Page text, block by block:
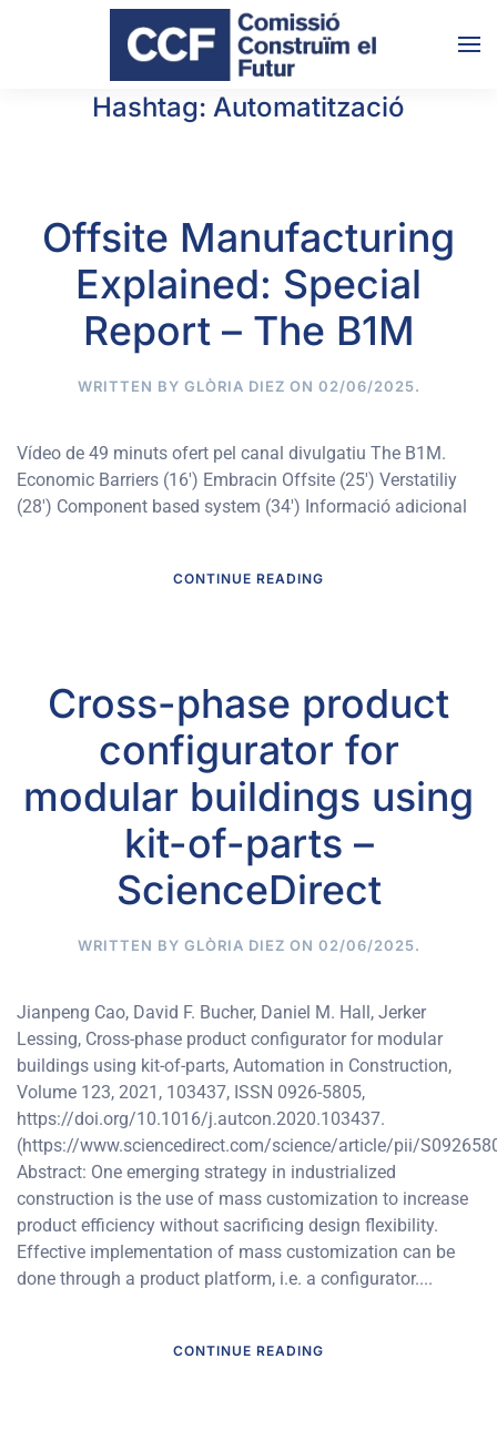
Skip to main content
Hashtag: Automatització
Offsite Manufacturing
Explained: Special
Report – The B1M
WRITTEN BY GLÒRIA DIEZ ON 02/06/2025.
Vídeo de 49 minuts ofert pel canal divulgatiu The B1M.
Economic Barriers (16′) Embracin Offsite (25′) Verstatiliy
(28′) Component based system (34′) Informació adicional
CONTINUE READING
Cross-phase product
configurator for
modular buildings using
kit-of-parts –
ScienceDirect
WRITTEN BY GLÒRIA DIEZ ON 02/06/2025.
Jianpeng Cao, David F. Bucher, Daniel M. Hall, Jerker
Lessing, Cross-phase product configurator for modular
buildings using kit-of-parts, Automation in Construction,
Volume 123, 2021, 103437, ISSN 0926-5805,
https://doi.org/10.1016/j.autcon.2020.103437.
(https://www.sciencedirect.com/science/article/pii/
Abstract: One emerging strategy in industrialized
construction is the use of mass customization to increase
product efficiency without sacrificing design flexibility.
Effective implementation of mass customization can be
done through a product platform, i.e. a configurator....
CONTINUE READING